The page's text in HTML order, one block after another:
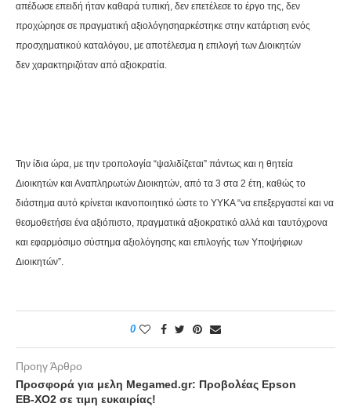
απέδωσε επειδή ήταν καθαρά τυπική, δεν επετέλεσε το έργο της, δεν
προχώρησε σε πραγματική αξιολόγησηαρκέστηκε στην κατάρτιση ενός
προσχηματικού καταλόγου, με αποτέλεσμα η επιλογή των Διοικητών
δεν χαρακτηριζόταν από αξιοκρατία.
Την ίδια ώρα, με την τροπολογία “ψαλιδίζεται” πάντως και η θητεία
Διοικητών και Αναπληρωτών Διοικητών, από τα 3 στα 2 έτη, καθώς το
διάστημα αυτό κρίνεται ικανοποιητικό ώστε το ΥΥΚΑ “να επεξεργαστεί και να
θεσμοθετήσει ένα αξιόπιστο, πραγματικά αξιοκρατικό αλλά και ταυτόχρονα
και εφαρμόσιμο σύστημα αξιολόγησης και επιλογής των Υποψήφιων
Διοικητών”.
0
Προηγ Άρθρο
Προσφορά για μελη Megamed.gr: Προβολέας Epson
EB-XO2 σε τιμη ευκαιρίας!